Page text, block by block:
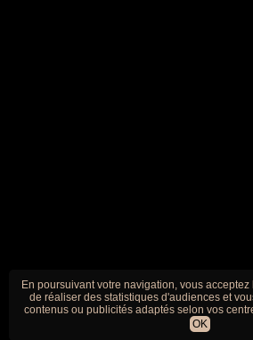
En poursuivant votre navigation, vous
de réaliser des statistiques d'audiences et
contenus ou publicités adaptés selon vos
OK